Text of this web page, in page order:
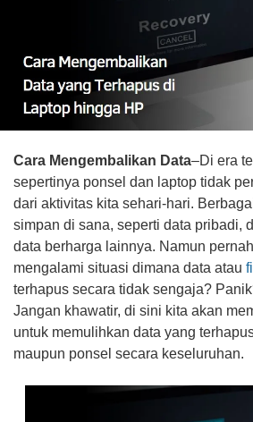
Cara Mengembalikan Data–Di era
sepertinya ponsel dan laptop tidak
dari aktivitas kita sehari-hari.
simpan di sana, seperti data pribadi,
data berharga lainnya. Namun
mengalami situasi dimana data atau
terhapus secara tidak sengaja?
Jangan khawatir, di sini kita akan
untuk memulihkan data yang
maupun ponsel secara keseluruhan.